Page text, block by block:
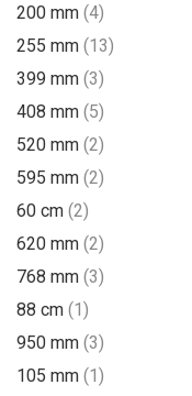
200 mm (4)
255 mm (13)
399 mm (3)
408 mm (5)
520 mm (2)
595 mm (2)
60 cm (2)
620 mm (2)
768 mm (3)
88 cm (1)
950 mm (3)
105 mm (1)